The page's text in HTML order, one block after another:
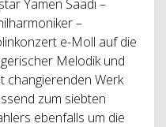
Yamen Saadi –
–
e-Moll auf die
Melodik und
changierenden Werk
zum siebten
ebenfalls um die